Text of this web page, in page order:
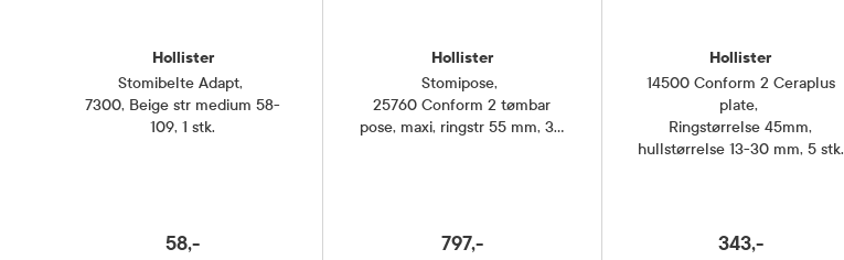
Hollister
Stomibelte Adapt,
7300, Beige str medium 58-
109, 1 stk.
58,-
Hollister
Stomipose,
25760 Conform 2 tømbar
pose, maxi, ringstr 55 mm, 30
797,-
Hollister
14500 Conform 2 Ceraplus
plate,
Ringstørrelse 45mm,
hullstørrelse 13-30 mm, 5 stk.
343,-